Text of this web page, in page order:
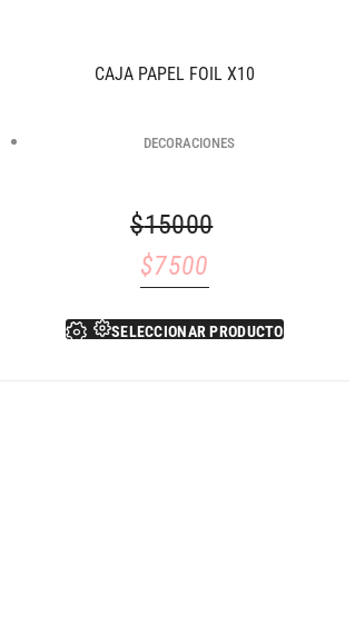
CAJA PAPEL FOIL X10
DECORACIONES
$15000
$7500
SELECCIONAR PRODUCTO